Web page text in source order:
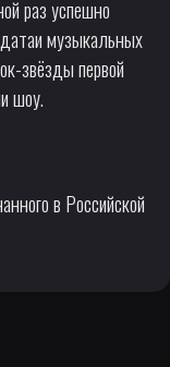
раз успешно
музыкальных
звёзды первой
шоу.
в Российской